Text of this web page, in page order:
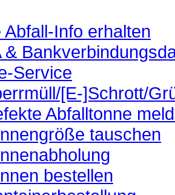
Abfall-Info erhalten
&
Service
[E-]Schrott/
Abfalltonne
tauschen
bestellen